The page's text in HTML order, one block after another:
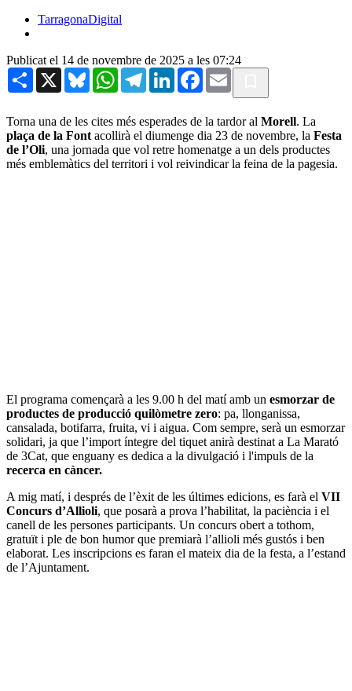
TarragonaDigital
Publicat el 14 de novembre de 2025 a les 07:24
Share X BlueskyWhatsAppTelegramLinkedInFacebook
Email
Torna una de les cites més esperades de la tardor al Morell. La
plaça de la Font acollirà el diumenge dia 23 de novembre, la Festa
de l’Oli, una jornada que vol retre homenatge a un dels productes
més emblemàtics del territori i vol reivindicar la feina de la pagesia.
El programa començarà a les 9.00 h del matí amb un esmorzar de
productes de producció quilòmetre zero: pa, llonganissa,
cansalada, botifarra, fruita, vi i aigua. Com sempre, serà un esmorzar
solidari, ja que l’import íntegre del tiquet anirà destinat a La Marató
de 3Cat, que enguany es dedica a la divulgació i l'impuls de la
recerca en càncer.
A mig matí, i després de l’èxit de les últimes edicions, es farà el VII
Concurs d’Allioli, que posarà a prova l’habilitat, la paciència i el
canell de les persones participants. Un concurs obert a tothom,
gratuït i ple de bon humor que premiarà l’allioli més gustós i ben
elaborat. Les inscripcions es faran el mateix dia de la festa, a l’estand
de l’Ajuntament.